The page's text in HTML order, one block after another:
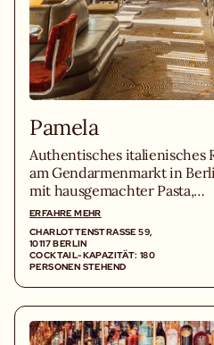
Pamela
Authentisches italienisches
am Gendarmenmarkt in
mit hausgemachter Pasta,
neapolitanischer Pizza,
Antipasti und den besten
ERFAHRE MEHR
CHARLOTTENSTRASSE 59, 1
0117 BERLIN
COCKTAIL-KAPAZITÄT: 180
PERSONEN STEHEND